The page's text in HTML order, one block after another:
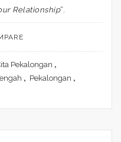
Relationship“.
Pekalongan ,
, Pekalongan ,